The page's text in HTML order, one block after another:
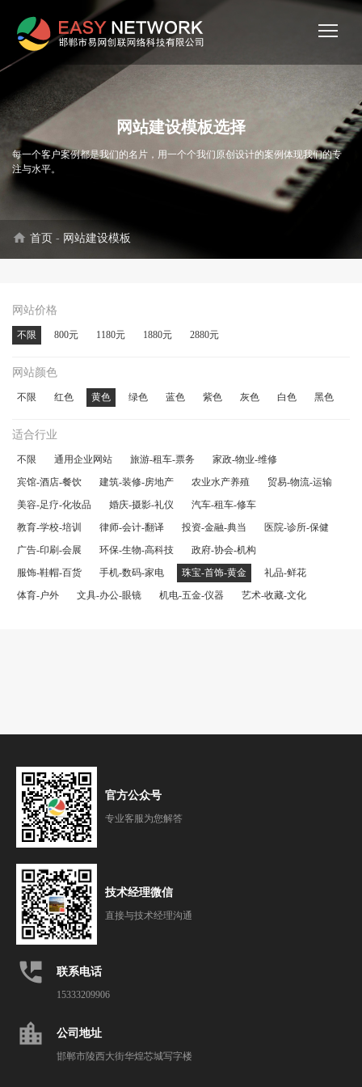
网站建设模板选择
每一个客户案例都是我们的名片，用一个个我们原创设计的案例体现我们的专
注与水平。
home 首页 - 网站建设模板
网站价格
不限 800元 1180元 1880元 2880元
网站颜色
不限 红色 黄色 绿色 蓝色 紫色 灰色 白色 黑色
适合行业
不限 通用企业网站 旅游-租车-票务
家政-物业-维修
宾馆-酒店-餐饮
建筑-装修-房地产 农业水产养殖
贸易-物流-运输
美容-足疗-化妆品
婚庆-摄影-礼仪
汽车-租车-修车
教育-学校-培训
律师-会计-翻译 投资-金融-典当
医院-诊所-保健
广告-印刷-会展
环保-生物-高科技
政府-协会-机构
服饰-鞋帽-百货
手机-数码-家电 珠宝-首饰-黄金
礼品-鲜花
体育-户外
文具-办公-眼镜 机电-五金-仪器 艺术-收藏-文化
官方公众号
专业客服为您解答
技术经理微信
直接与技术经理沟通
perm_phone_msg 联系电话
15333209906
location_city 公司地址
邯郸市陵西大街华煌芯城写字楼